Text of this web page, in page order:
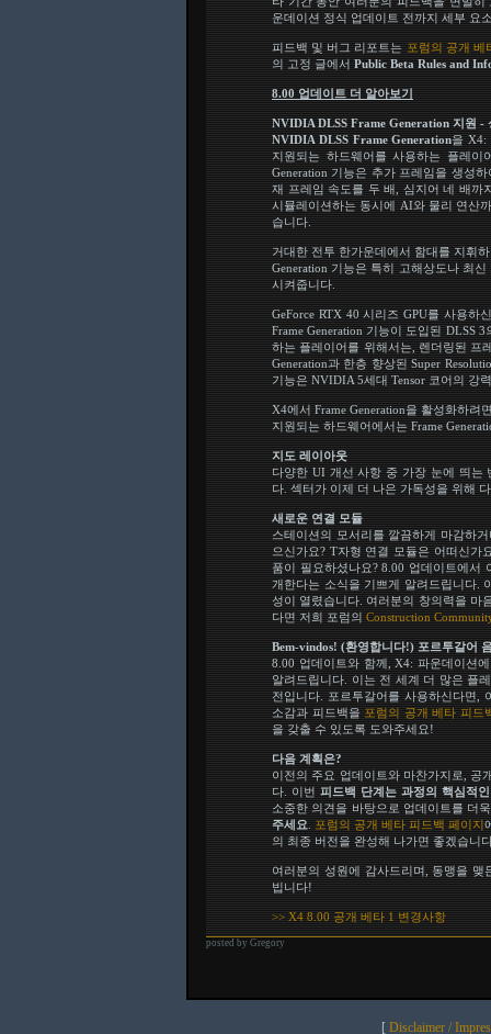
운데이션 정식 업데이트 전까지 세부 요
피드백 및 버그 리포트는 포럼의 공개 베
의 고정 글에서 Public Beta Rules and
8.00 업데이트 더 알아보기
NVIDIA DLSS Frame Generation 지원 -
NVIDIA DLSS Frame Generation을 X4:
지원되는 하드웨어를 사용하는 플레
Generation 기능은 추가 프레임을 생성
재 프레임 속도를 두 배, 심지어 네 배까
시뮬레이션하는 동시에 AI와 물리 연산
습니다.
거대한 전투 한가운데에서 함대를 지휘
Generation 기능은 특히 고해상도나 최
시켜줍니다.
GeForce RTX 40 시리즈 GPU를 사용하
Frame Generation 기능이 도입된 DLSS
하는 플레이어를 위해서는, 렌더링된 프
Generation과 한층 향상된 Super
기능은 NVIDIA 5세대 Tensor 코어의 강
X4에서 Frame Generation을 활성화하
지원되는 하드웨어에서는 Frame
지도 레이아웃
다양한 UI 개선 사항 중 가장 눈에 띄는
다. 섹터가 이제 더 나은 가독성을 위해
새로운 연결 모듈
스테이션의 모서리를 깔끔하게 마감하
으신가요? T자형 연결 모듈은 어떠신가
품이 필요하셨나요? 8.00 업데이트에서
개한다는 소식을 기쁘게 알려드립니다.
성이 열렸습니다. 여러분의 창의력을 마
다면 저희 포럼의 Construction
Bem-vindos! (환영합니다!) 포르투갈어
8.00 업데이트와 함께, X4: 파운데이션
알려드립니다. 이는 전 세계 더 많은 플
전입니다. 포르투갈어를 사용하신다면,
소감과 피드백을 포럼의 공개 베타 피드
을 갖출 수 있도록 도와주세요!
다음 계획은?
이전의 주요 업데이트와 마찬가지로, 공
다. 이번 피드백 단계는 과정의 핵심적
소중한 의견을 바탕으로 업데이트를 더
주세요
포럼의 공개 베타 피드백 페이지
의 최종 버전을 완성해 나가면 좋겠습니
여러분의 성원에 감사드리며, 동맹을
빕니다!
>> X4 8.00 공개 베타 1 변경사항
posted by Gregory
[ Disclaimer /